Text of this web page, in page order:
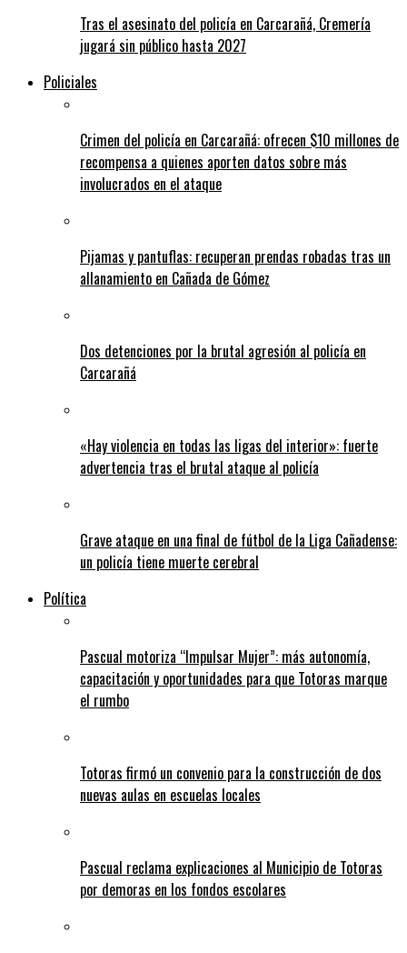
Tras el asesinato del policía en Carcarañá, Cremería
jugará sin público hasta 2027
Policiales
Crimen del policía en Carcarañá: ofrecen $10 millones de
recompensa a quienes aporten datos sobre más
involucrados en el ataque
Pijamas y pantuflas: recuperan prendas robadas tras un
allanamiento en Cañada de Gómez
Dos detenciones por la brutal agresión al policía en
Carcarañá
«Hay violencia en todas las ligas del interior»: fuerte
advertencia tras el brutal ataque al policía
Grave ataque en una final de fútbol de la Liga Cañadense:
un policía tiene muerte cerebral
Política
Pascual motoriza “Impulsar Mujer”: más autonomía,
capacitación y oportunidades para que Totoras marque
el rumbo
Totoras firmó un convenio para la construcción de dos
nuevas aulas en escuelas locales
Pascual reclama explicaciones al Municipio de Totoras
por demoras en los fondos escolares